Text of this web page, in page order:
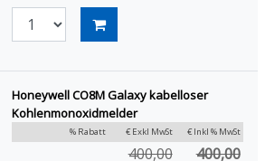
Honeywell CO8M Galaxy kabelloser
Kohlenmonoxidmelder
% Rabatt € Exkl MwSt € Inkl % MwSt
400,00 400,00